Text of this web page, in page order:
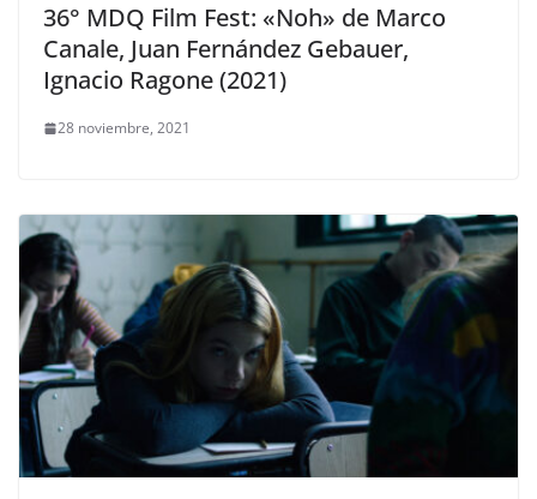
36° MDQ Film Fest: «Noh» de Marco
Canale, Juan Fernández Gebauer,
Ignacio Ragone (2021)
28 noviembre, 2021